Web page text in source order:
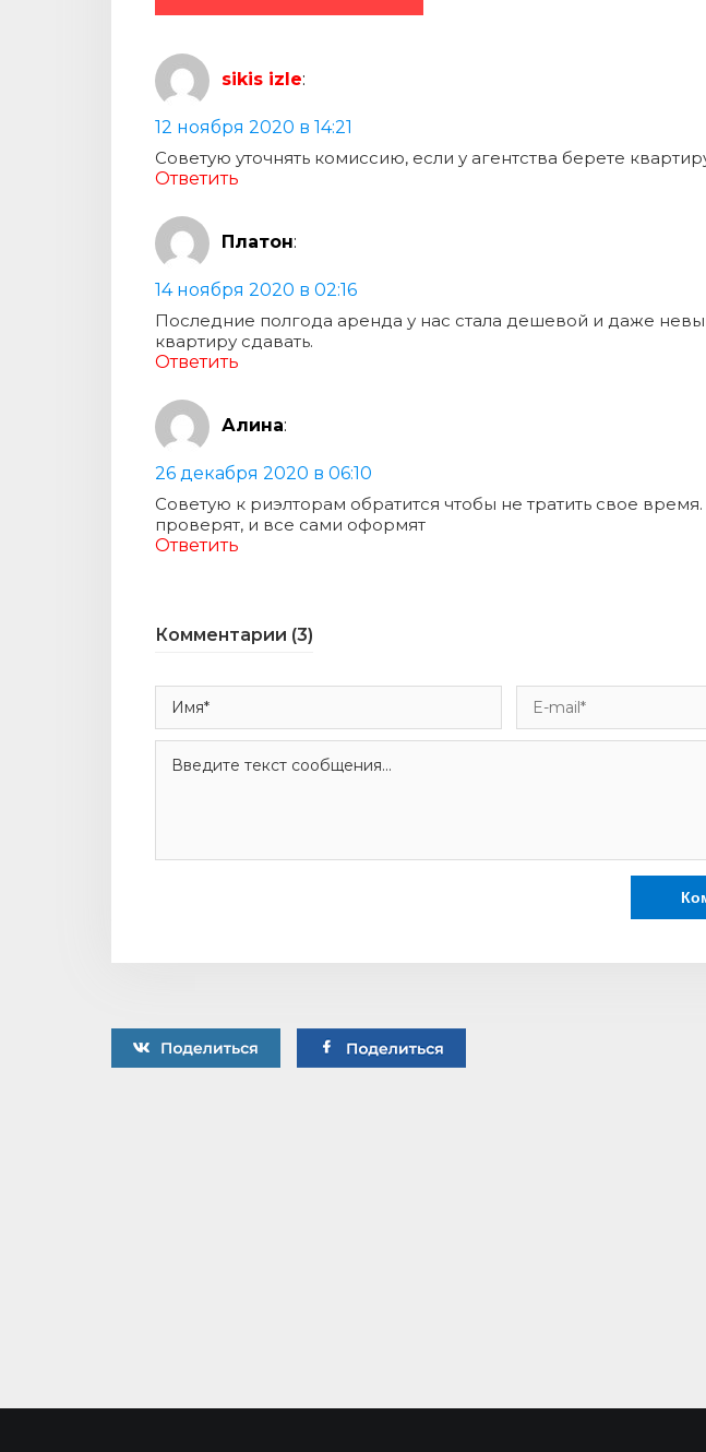
sikis izle:
12 ноября 2020 в 14:21
Советую уточнять комиссию, если у агентства берете
Ответить
Платон:
14 ноября 2020 в 02:16
Последние полгода аренда у нас стала дешевой и даже
квартиру сдавать.
Ответить
Алина:
26 декабря 2020 в 06:10
Советую к риэлторам обратится чтобы не тратить свое
проверят, и все сами оформят
Ответить
Комментарии (3)